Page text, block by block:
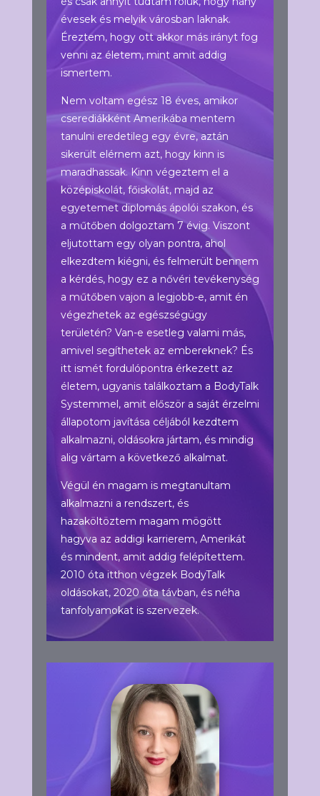
évesek és melyik városban laknak.
Éreztem, hogy ott akkor más irányt fog
venni az életem, mint amit addig
ismertem.
Nem voltam egész 18 éves, amikor
cserediákként Amerikába mentem
tanulni eredetileg egy évre, aztán
sikerült elérnem azt, hogy kinn is
maradhassak. Kinn végeztem el a
középiskolát, főiskolát, majd az
egyetemet diplomás ápolói szakon, és
a műtőben dolgoztam 7 évig. Viszont
eljutottam egy olyan pontra, ahol
elkezdtem kiégni, és felmerült bennem
a kérdés, hogy ez a nővéri tevékenység
a műtőben vajon a legjobb-e, amit én
végezhetek az egészségügy
területén? Van-e esetleg valami más,
amivel segíthetek az embereknek? És
itt ismét fordulópontra érkezett az
életem, ugyanis találkoztam a BodyTalk
Systemmel, amit először a saját érzelmi
állapotom javítása céljából kezdtem
alkalmazni, oldásokra jártam, és mindig
alig vártam a következő alkalmat.
Végül én magam is megtanultam
alkalmazni a rendszert, és
hazaköltöztem magam mögött
hagyva az addigi karrierem, Amerikát
és mindent, amit addig felépítettem.
2010 óta itthon végzek BodyTalk
oldásokat, 2020 óta távban, és néha
tanfolyamokat is szervezek.